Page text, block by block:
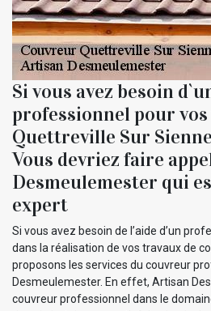
Si vous avez besoin
professionnel pour
Quettreville Sur
Vous devriez faire
Desmeulemester qui
expert
Si vous avez besoin de l’aide d’un
dans la réalisation de vos travaux de
proposons les services du couvreur
Desmeulemester. En effet, Artisan
couvreur professionnel dans le